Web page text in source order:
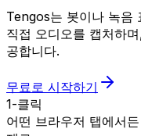
Tengos는 봇이나 녹음
직접 오디오를 캡처하
공합니다.
무료로 시작하기
1-클릭
어떤 브라우저 탭에서